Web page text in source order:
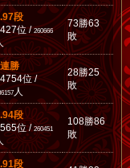
段
位 /260666
73勝63
敗
勝
位 /
人
28勝25
敗
段
位 /260451
108勝86
敗
段